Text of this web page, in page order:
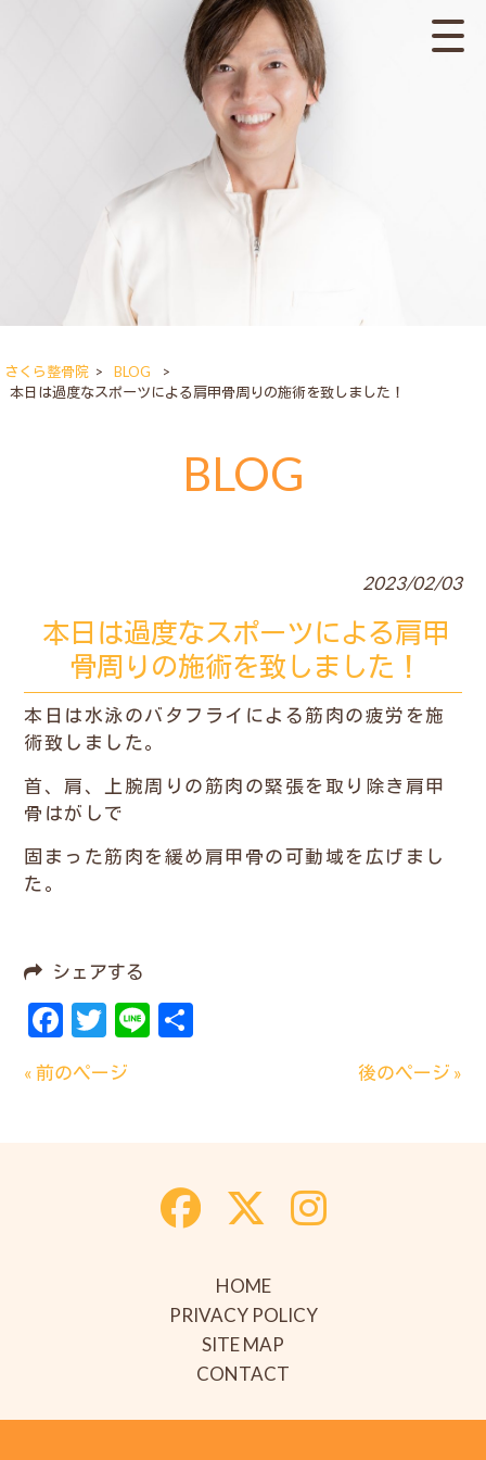
さくら整骨院 > BLOG
>
本日は過度なスポーツによる肩甲骨周りの施術を致しました！
BLOG
2023/02/03
本日は過度なスポーツによる肩甲
骨周りの施術を致しました！
本日は水泳のバタフライによる筋肉の疲労を施
術致しました。
首、肩、上腕周りの筋肉の緊張を取り除き肩甲
骨はがしで
固まった筋肉を緩め肩甲骨の可動域を広げまし
た。
シェアする
Facebook
Twitter
Line
« 前のページ 後のページ »
HOME
PRIVACY POLICY
SITE MAP
CONTACT